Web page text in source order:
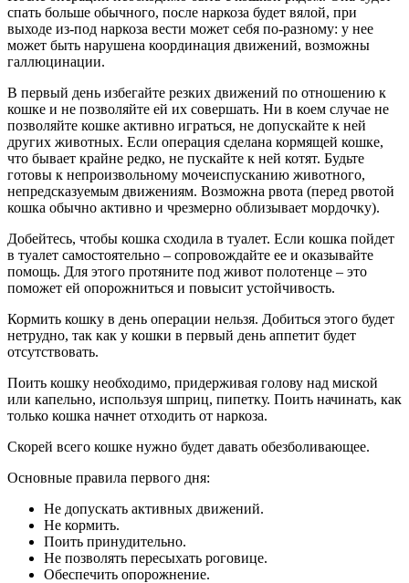
спать больше обычного, после наркоза будет вялой, при
выходе из-под наркоза вести может себя по-разному: у нее
может быть нарушена координация движений, возможны
галлюцинации.
В первый день избегайте резких движений по отношению к
кошке и не позволяйте ей их совершать. Ни в коем случае не
позволяйте кошке активно играться, не допускайте к ней
других животных. Если операция сделана кормящей кошке,
что бывает крайне редко, не пускайте к ней котят. Будьте
готовы к непроизвольному мочеиспусканию животного,
непредсказуемым движениям. Возможна рвота (перед рвотой
кошка обычно активно и чрезмерно облизывает мордочку).
Добейтесь, чтобы кошка сходила в туалет. Если кошка пойдет
в туалет самостоятельно – сопровождайте ее и оказывайте
помощь. Для этого протяните под живот полотенце – это
поможет ей опорожниться и повысит устойчивость.
Кормить кошку в день операции нельзя. Добиться этого будет
нетрудно, так как у кошки в первый день аппетит будет
отсутствовать.
Поить кошку необходимо, придерживая голову над миской
или капельно, используя шприц, пипетку. Поить начинать, как
только кошка начнет отходить от наркоза.
Скорей всего кошке нужно будет давать обезболивающее.
Основные правила первого дня:
Не допускать активных движений.
Не кормить.
Поить принудительно.
Не позволять пересыхать роговице.
Обеспечить опорожнение.